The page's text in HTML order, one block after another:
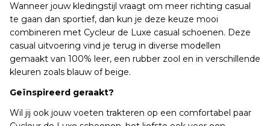
Wanneer jouw kledingstijl vraagt om meer richting casual
te gaan dan sportief, dan kun je deze keuze mooi
combineren met Cycleur de Luxe casual schoenen. Deze
casual uitvoering vind je terug in diverse modellen
gemaakt van 100% leer, een rubber zool en in verschillende
kleuren zoals blauw of beige.
Geïnspireerd geraakt?
Wil jij ook jouw voeten trakteren op een comfortabel paar